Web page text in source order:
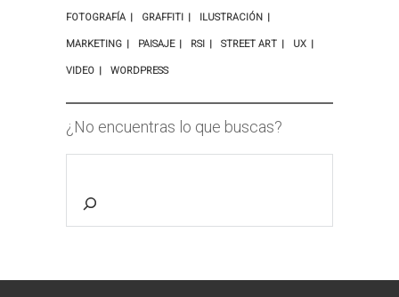
FOTOGRAFÍA GRAFFITI ILUSTRACIÓN
MARKETING PAISAJE RSI STREET ART UX
VIDEO WORDPRESS
¿No encuentras lo que buscas?